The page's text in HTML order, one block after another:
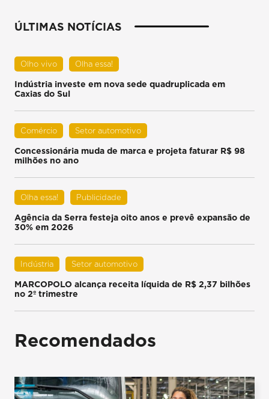
ÚLTIMAS NOTÍCIAS
Olho vivo Olha essa!
Indústria investe em nova sede quadruplicada em
Caxias do Sul
Comércio Setor automotivo
Concessionária muda de marca e projeta faturar R$ 98
milhões no ano
Olha essa! Publicidade
Agência da Serra festeja oito anos e prevê expansão de
30% em 2026
Indústria Setor automotivo
MARCOPOLO alcança receita líquida de R$ 2,37 bilhões
no 2º trimestre
Recomendados